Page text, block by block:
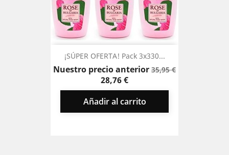
¡SÚPER OFERTA! Pack 3x330...
Nuestro precio anteriorPrecio
35,95 €Precio
28,76 €
Añadir al carrito